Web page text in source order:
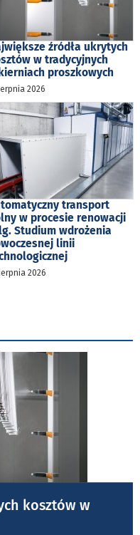
źródła ukrytych
w tradycyjnych
proszkowych
2026
transport
w procesie renowacji
Studium wdrożenia
linii
2026
kosztów w